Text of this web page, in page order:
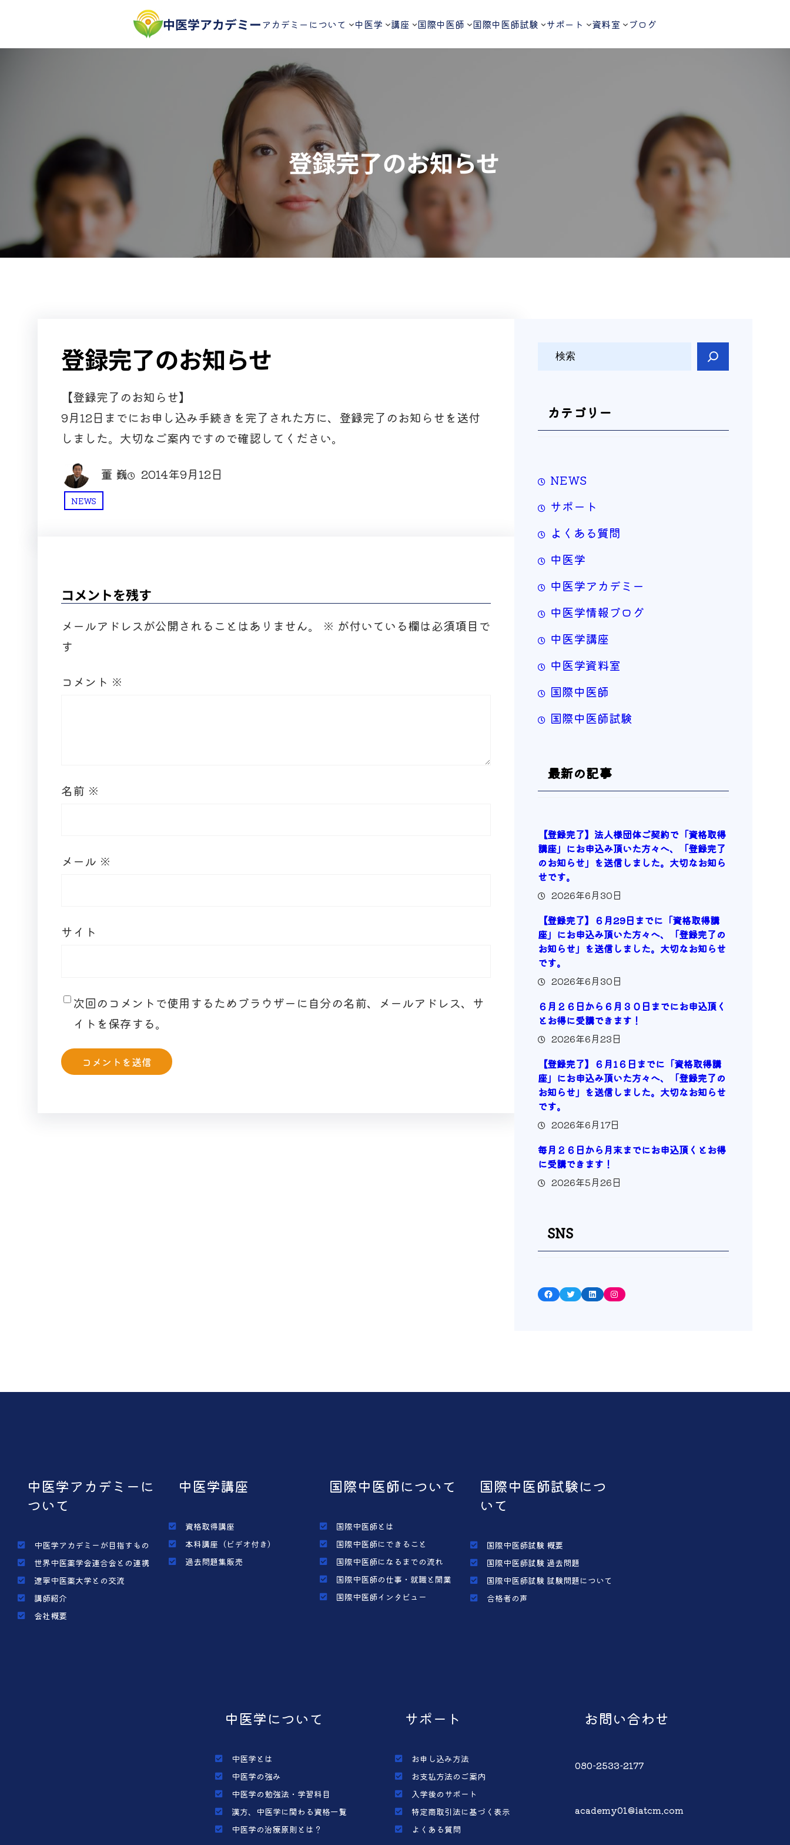
を
中医学アカデミーアカデミーについて 中医学 講座 国際中医師 国際中医師試験 サポート 資料室 ブログ
登録完了のお知らせ
登録完了のお知らせ
【登録完了のお知らせ】
9月12日までにお申し込み手続きを完了された方に、登録完了のお知らせを送付
しました。大切なご案内ですので確認してください。
董 巍 2014年9月12日
NEWS
コメントを残す
メールアドレスが公開されることはありません。 ※ が付いている欄は必須項目で
す
コメント ※
名前 ※
メール ※
サイト
次回のコメントで使用するためブラウザーに自分の名前、メールアドレス、サ
イトを保存する。
カテゴリー
NEWS
サポート
よくある質問
中医学
中医学アカデミー
中医学情報ブログ
中医学講座
中医学資料室
国際中医師
国際中医師試験
最新の記事
【登録完了】法人様団体ご契約で「資格取得
講座」にお申込み頂いた方々へ、「登録完了
のお知らせ」を送信しました。大切なお知ら
せです。
2026年6月30日
【登録完了】６月29日までに「資格取得講
座」にお申込み頂いた方々へ、「登録完了の
お知らせ」を送信しました。大切なお知らせ
です。
2026年6月30日
６月２６日から６月３０日までにお申込頂く
とお得に受講できます！
2026年6月23日
【登録完了】６月1６日までに「資格取得講
座」にお申込み頂いた方々へ、「登録完了の
お知らせ」を送信しました。大切なお知らせ
です。
2026年6月17日
毎月２６日から月末までにお申込頂くとお得
に受講できます！
2026年5月26日
SNS
Facebook Twitter LinkedIn Instagram
中医学アカデミーに
ついて
中医学アカデミーが目指すもの
世界中医薬学会連合会との連携
遼寧中医薬大学との交流
講師紹介
会社概要
中医学講座
資格取得講座
本科講座（ビデオ付き）
過去問題集販売
国際中医師について
国際中医師とは
国際中医師にできること
国際中医師になるまでの流れ
国際中医師の仕事・就職と開業
国際中医師インタビュー
国際中医師試験につ
いて
国際中医師試験 概要
国際中医師試験 過去問題
国際中医師試験 試験問題について
合格者の声
中医学について
中医学とは
中医学の強み
中医学の勉強法・学習科目
漢方、中医学に関わる資格一覧
中医学の治療原則とは？
サポート
お申し込み方法
お支払方法のご案内
入学後のサポート
特定商取引法に基づく表示
よくある質問
お問い合わせ
080-2533-2177
academy01@iatcm.com